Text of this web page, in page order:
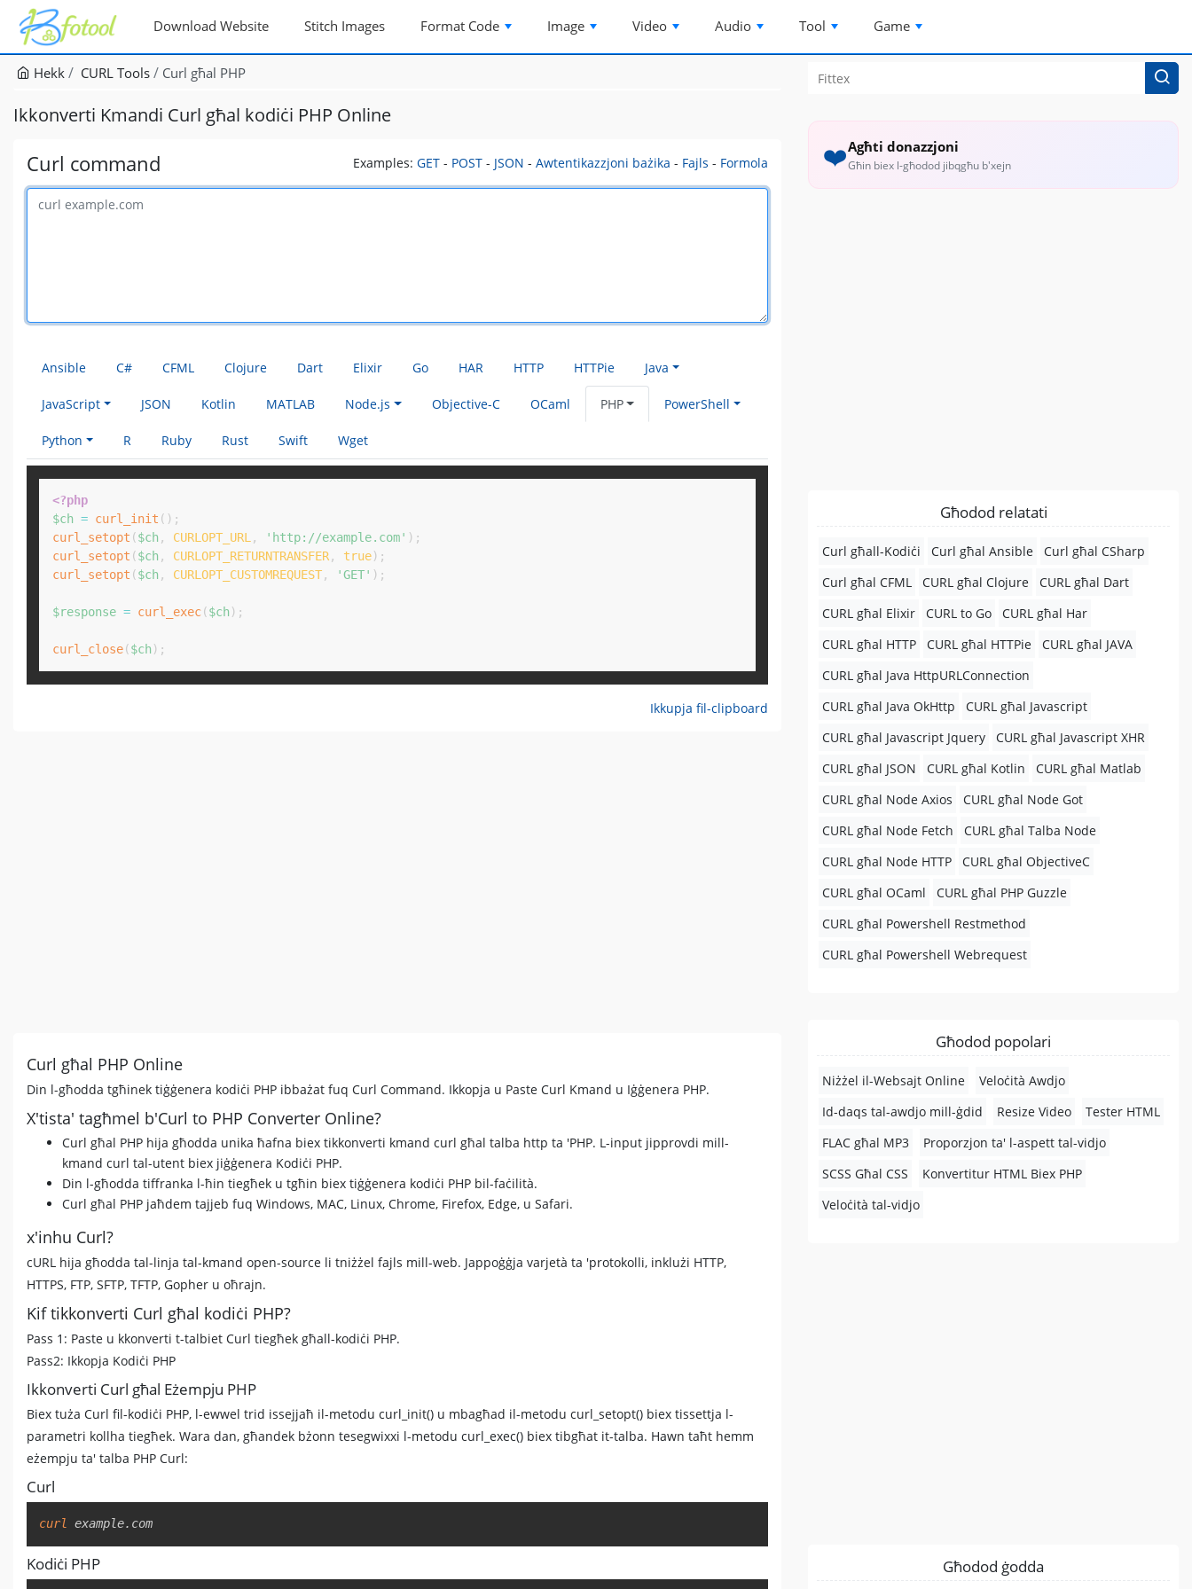
Download Website Stitch Images Format Code Image Video Audio Tool Game
Hekk CURL Tools Curl għal PHP
Ikkonverti Kmandi Curl għal kodiċi PHP Online
Curl command Examples: GET- POST- JSON - Awtentikazzjoni bażika - Fajls - Formola
Ansible C# CFML Clojure Dart Elixir Go HAR HTTP HTTPie Java
JavaScript JSON Kotlin MATLAB Node.js Objective-C OCaml PHP PowerShell
Python R Ruby Rust Swift Wget
<?php
$ch = curl_init ( ) ;
curl_setopt ($ch , CURLOPT_URL , 'http://example.com' ) ;
curl_setopt ($ch , CURLOPT_RETURNTRANSFER, true) ;
curl_setopt ($ch , CURLOPT_CUSTOMREQUEST, 'GET' ) ;
$response = curl_exec($ch ) ;
curl_close($ch ) ;
Copy
Ikkupja fil-clipboard
Curl għal PHP Online
Din l-għodda tgħinek tiġġenera kodiċi PHP ibbażat fuq Curl Command. Ikkopja u Paste Curl Kmand u Iġġenera PHP.
X'tista' tagħmel b'Curl to PHP Converter Online?
Curl għal PHP hija għodda unika ħafna biex tikkonverti kmand curl għal talba http ta 'PHP. L-input jipprovdi mill-
kmand curl tal-utent biex jiġġenera Kodiċi PHP.
Din l-għodda tiffranka l-ħin tiegħek u tgħin biex tiġġenera kodiċi PHP bil-faċilità.
Curl għal PHP jaħdem tajjeb fuq Windows, MAC, Linux, Chrome, Firefox, Edge, u Safari.
x'inhu Curl?
cURL hija għodda tal-linja tal-kmand open-source li tniżżel fajls mill-web. Jappoġġja varjetà ta 'protokolli, inklużi HTTP,
HTTPS, FTP, SFTP, TFTP, Gopher u oħrajn.
Kif tikkonverti Curl għal kodiċi PHP?
Pass 1: Paste u kkonverti t-talbiet Curl tiegħek għall-kodiċi PHP.
Pass2: Ikkopja Kodiċi PHP
Ikkonverti Curl għal Eżempju PHP
Biex tuża Curl fil-kodiċi PHP, l-ewwel trid issejjaħ il-metodu curl_init() u mbagħad il-metodu curl_setopt() biex tissettja l-
parametri kollha tiegħek. Wara dan, għandek bżonn tesegwixxi l-metodu curl_exec() biex tibgħat it-talba. Hawn taħt hemm
eżempju ta' talba PHP Curl:
Curl
curl example.com
Kodiċi PHP
❤️Agħti donazzjoni
Għin biex l-għodod jibqgħu b'xejn
Għodod relatati
Curl għall-Kodiċi Curl għal Ansible
Curl għal CSharp
Curl għal CFML
CURL għal Clojure
CURL għal Dart
CURL għal Elixir
CURL to Go
CURL għal Har
CURL għal HTTP
CURL għal HTTPie
CURL għal JAVA
CURL għal Java HttpURLConnection
CURL għal Java OkHttp
CURL għal Javascript
CURL għal Javascript Jquery
CURL għal Javascript XHR
CURL għal JSON
CURL għal Kotlin
CURL għal Matlab
CURL għal Node Axios
CURL għal Node Got
CURL għal Node Fetch
CURL għal Talba Node
CURL għal Node HTTP
CURL għal ObjectiveC
CURL għal OCaml
CURL għal PHP Guzzle
CURL għal Powershell Restmethod
CURL għal Powershell Webrequest
Għodod popolari
Niżżel il-Websajt Online
Veloċità Awdjo
Id-daqs tal-awdjo mill-ġdid
Resize Video
Tester HTML
FLAC għal MP3
Proporzjon ta' l-aspett tal-vidjo
SCSS Għal CSS
Konvertitur HTML Biex PHP
Veloċità tal-vidjo
Għodod ġodda